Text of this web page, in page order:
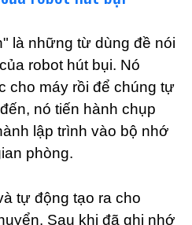
là những từ dùng đề nói
robot hút bụi. Nó
cho máy rồi để chúng tự
nó tiến hành chụp
lập trình vào bộ nhớ
phòng.
tự động tạo ra cho
Sau khi đã ghi nhớ